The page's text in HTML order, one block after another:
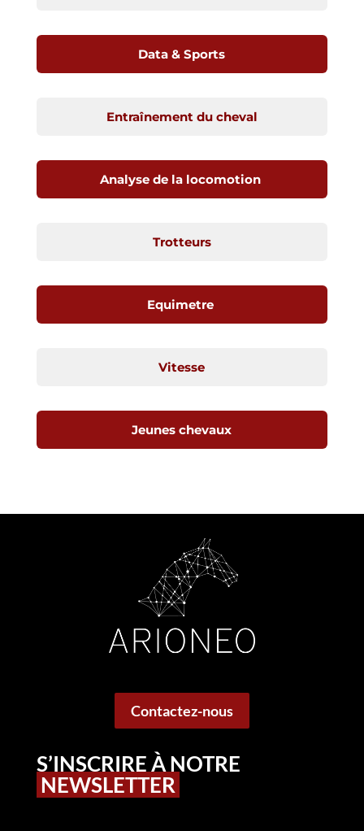
Data & Sports
Entraînement du cheval
Analyse de la locomotion
Trotteurs
Equimetre
Vitesse
Jeunes chevaux
Contactez-nous
S’INSCRIRE À NOTRE
NEWSLETTER